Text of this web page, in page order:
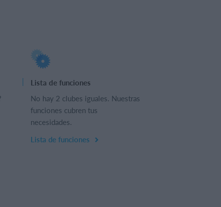
Lista de funciones
No hay 2 clubes iguales. Nuestras
funciones cubren tus
necesidades.
Lista de funciones